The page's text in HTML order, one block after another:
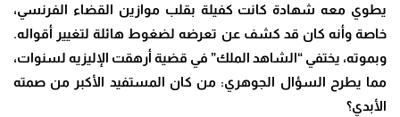
يطوي معه شهادة كانت كفيلة بقلب موازين القضاء الفرنسي،
خاصة وأنه كان قد كشف عن تعرضه لضغوط هائلة لتغيير أقواله.
وبموته، يختفي “الشاهد الملك” في قضية أرهقت الإليزيه لسنوات،
مما يطرح السؤال الجوهري: من كان المستفيد الأكبر من صمته
الأبدي؟